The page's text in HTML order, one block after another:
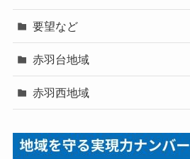
要望など
赤羽台地域
赤羽西地域